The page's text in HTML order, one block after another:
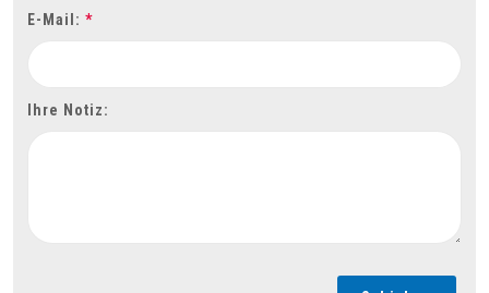
E-Mail: *
Ihre Notiz: